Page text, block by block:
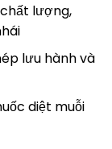
lượng,
lưu hành và
diệt muỗi